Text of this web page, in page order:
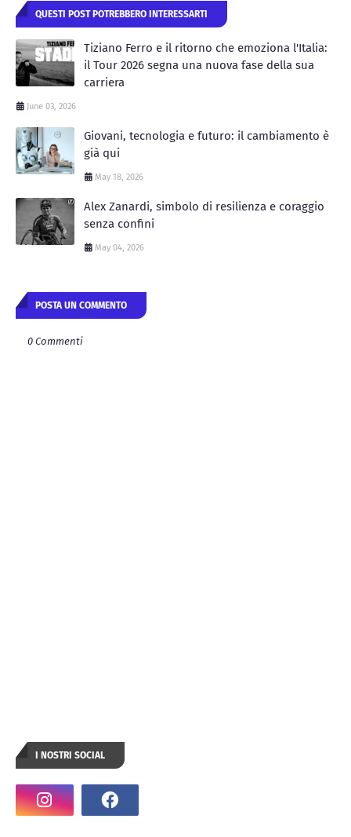
QUESTI POST POTREBBERO INTERESSARTI
Tiziano Ferro e il ritorno che emoziona l'Italia:
il Tour 2026 segna una nuova fase della sua
carriera
June 03, 2026
Giovani, tecnologia e futuro: il cambiamento è
già qui
May 18, 2026
Alex Zanardi, simbolo di resilienza e coraggio
senza confini
May 04, 2026
POSTA UN COMMENTO
0 Commenti
I NOSTRI SOCIAL